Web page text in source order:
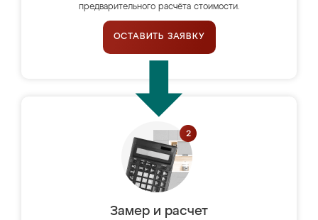
предварительного расчёта стоимости.
ОСТАВИТЬ ЗАЯВКУ
Замер и расчет